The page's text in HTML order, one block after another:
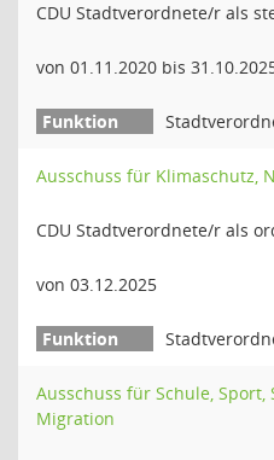
CDU Stadtverordnete/r als
von 01.11.2020 bis
Ausschuss für Klimaschutz,
CDU Stadtverordnete/r als
von 03.12.2025
Ausschuss für Schule, Sport,
Migration